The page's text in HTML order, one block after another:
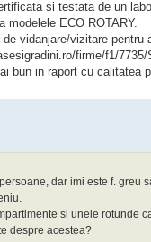
si testata de un
modelele ECO ROTARY.
vidanjare/vizitare pentru
firme/f1/7735/
bun in raport cu calitatea
dar imi este f. greu
si unele rotunde
despre acestea?